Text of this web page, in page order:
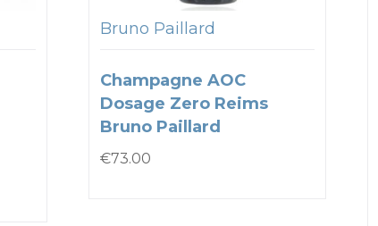
Bruno Paillard
Champagne AOC
Dosage Zero Reims
Bruno Paillard
€73.00